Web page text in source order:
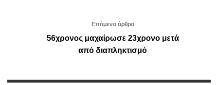
Επόμενο άρθρο
56χρονος μαχαίρωσε 23χρονο μετά
από διαπληκτισμό